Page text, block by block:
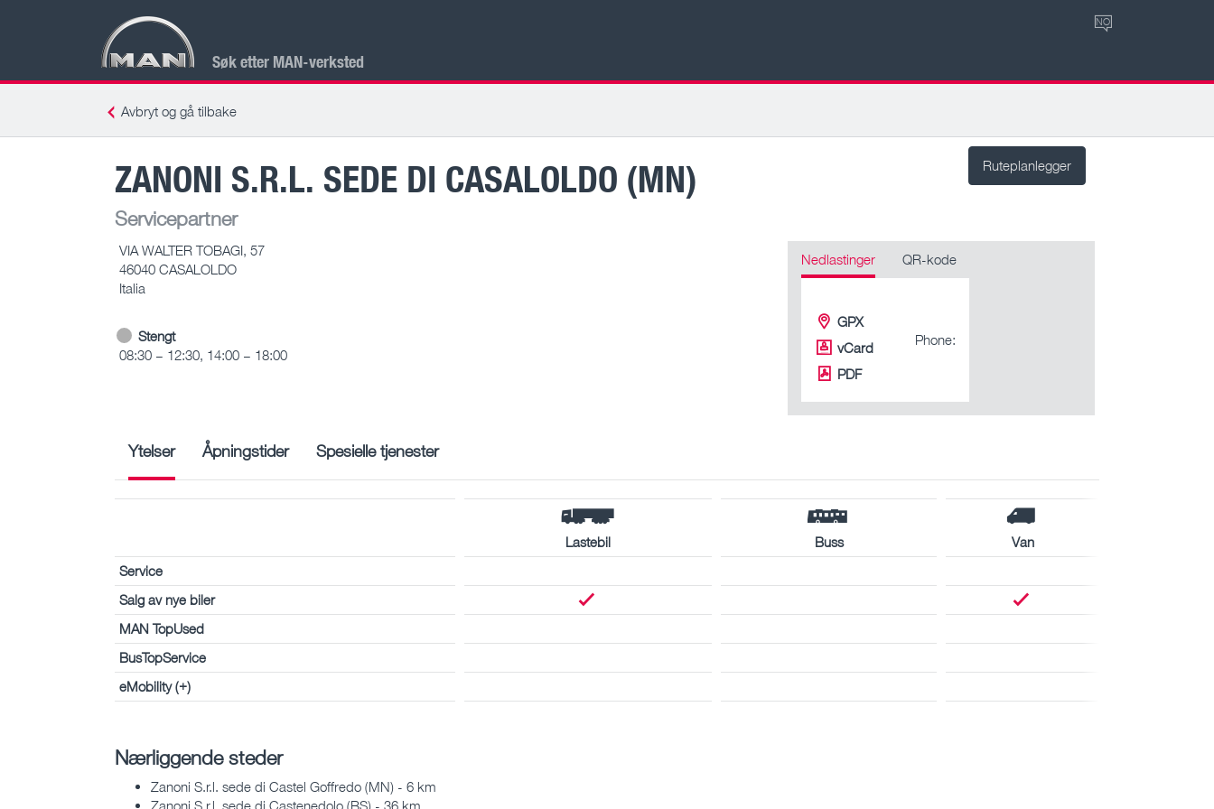
Søk etter MAN-verksted
NO
Avbryt og gå tilbake
Ruteplanlegger
ZANONI S.R.L. SEDE DI CASALOLDO (MN)
Servicepartner
VIA WALTER TOBAGI, 57
46040 CASALOLDO
Italia
Stengt
08:30 – 12:30, 14:00 – 18:00
Nedlastinger QR-kode
GPX
vCard
PDF
Phone:
Ytelser Åpningstider Spesielle tjenester
Lastebil Buss
Van
Service
Salg av nye biler
MAN TopUsed
BusTopService
eMobility (+)
Nærliggende steder
Zanoni S.r.l. sede di Castel Goffredo (MN) - 6 km
Zanoni S.r.l. sede di Castenedolo (BS) - 36 km